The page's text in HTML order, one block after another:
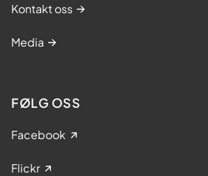
Kontakt oss
Media
FØLG OSS
Facebook
Flickr